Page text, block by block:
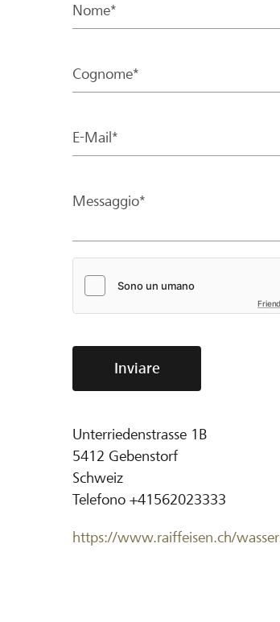
Nome*
Cognome*
E-Mail*
Messaggio*
Inviare
Unterriedenstrasse 1B
5412 Gebenstorf
Schweiz
Telefono +41562023333
https://www.raiffeisen.ch/